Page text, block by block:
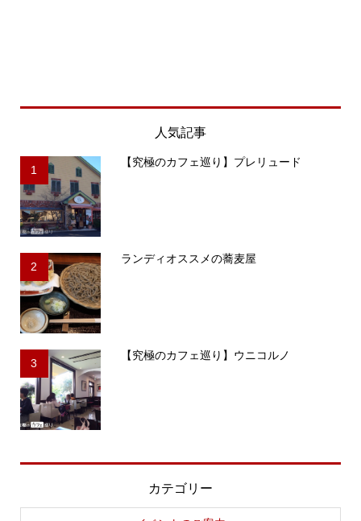
人気記事
1
【究極のカフェ巡り】プレリュード
2
ランディオススメの蕎麦屋
3
【究極のカフェ巡り】ウニコルノ
カテゴリー